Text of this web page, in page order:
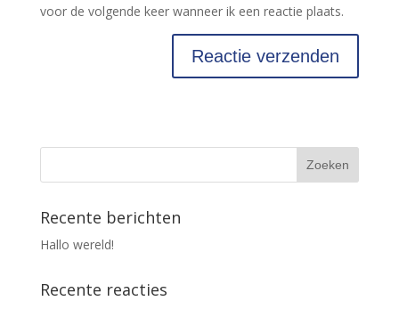
voor de volgende keer wanneer ik een reactie plaats.
Recente berichten
Hallo wereld!
Recente reacties